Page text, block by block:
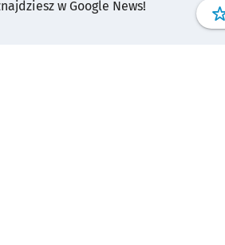
w Google News!